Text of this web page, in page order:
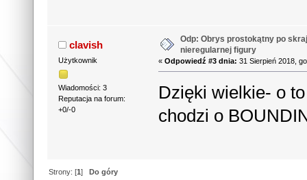
clavish
Użytkownik
Wiadomości: 3
Reputacja na forum:
+0/-0
Odp: Obrys prostokątny po
nieregularnej figury
«Odpowiedź #3 dnia: 31 Sierpień 2018,
Dzięki wielkie- o
chodzi o
Strony: [1]Do góry